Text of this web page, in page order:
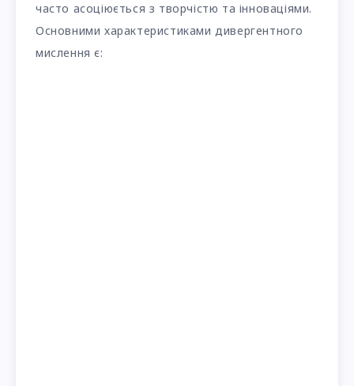
часто асоціюється з творчістю та інноваціями.
Основними характеристиками дивергентного
мислення є: